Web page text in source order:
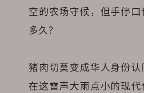
空的农场守候，但手停
多久？
猪肉切莫变成华人身份认
在这雷声大雨点小的现代